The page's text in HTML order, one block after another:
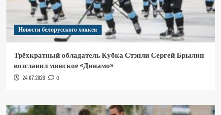
Новости белорусского хоккея
Трёхкратный обладатель Кубка Стэнли Сергей Брылин
возглавил минское «Динамо»
24.07.2026 0